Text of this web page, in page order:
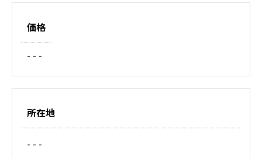
価格
- - -
所在地
- - -